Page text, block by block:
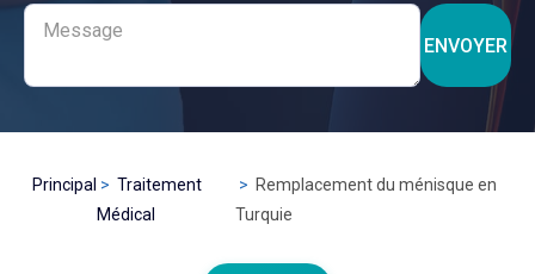
ENVOYER
Principal
Traitement
Médical
Remplacement du ménisque en
Turquie